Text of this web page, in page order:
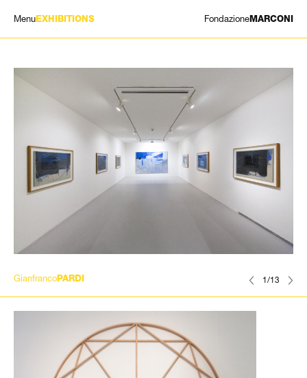
1/13
Gianfranco PARDI
Menu EXHIBITIONS FondazioneMARCONI
ARTISTI
STORIA
EN/IT